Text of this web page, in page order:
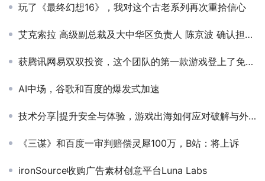
玩了《最终幻想16》，我对这个古老系列再次重拾信心
艾克索拉 高级副总裁及大中华区负责人 陈京波 确认担任 PAGC 2025丨第五届全球产品与增长展会 游戏出海增长峰会演讲嘉宾！
获腾讯网易双双投资，这个团队的第一款游戏登上了免费Top1
AI中场，谷歌和百度的爆发式加速
技术分享|提升安全与体验，游戏出海如何应对破解与外挂挑战？
《三谋》和百度一审判赔偿灵犀100万，B站：将上诉
ironSource收购广告素材创意平台Luna Labs